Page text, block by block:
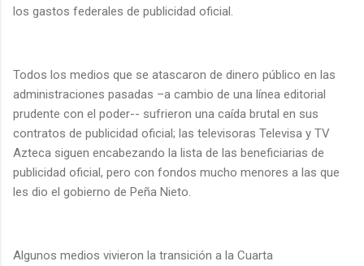
los gastos federales de publicidad oficial.
Todos los medios que se atascaron de dinero público en las
administraciones pasadas –a cambio de una línea editorial
prudente con el poder-- sufrieron una caída brutal en sus
contratos de publicidad oficial; las televisoras Televisa y TV
Azteca siguen encabezando la lista de las beneficiarias de
publicidad oficial, pero con fondos mucho menores a las que
les dio el gobierno de Peña Nieto.
Algunos medios vivieron la transición a la Cuarta